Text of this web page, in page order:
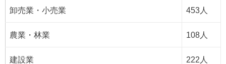
卸売業・小売業 453人
農業・林業 108人
建設業 222人